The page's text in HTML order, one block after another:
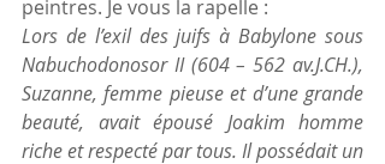
peintres. Je vous la rapelle :
Lors de l’exil des juifs à Babylone sous
Nabuchodonosor II (604 – 562 av.J.CH.),
Suzanne, femme pieuse et d’une grande
beauté, avait épousé Joakim homme
riche et respecté par tous. Il possédait un